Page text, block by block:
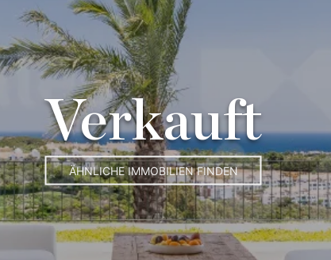
Verkauft
ÄHNLICHE IMMOBILIEN FINDEN